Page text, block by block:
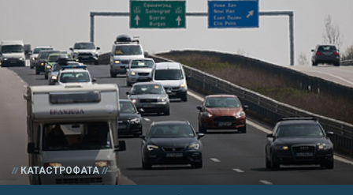
КАТАСТРОФАТА